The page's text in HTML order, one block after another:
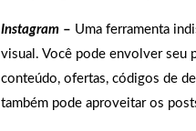
Instagram – Uma ferramenta
visual. Você pode envolver seu
conteúdo, ofertas, códigos de
também pode aproveitar os